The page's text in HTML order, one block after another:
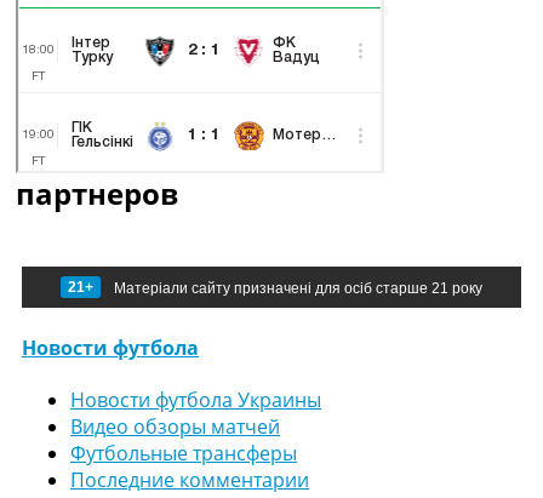
партнеров
21+ Матеріали сайту призначені для осіб старше 21 року
Новости футбола
Новости футбола Украины
Видео обзоры матчей
Футбольные трансферы
Последние комментарии